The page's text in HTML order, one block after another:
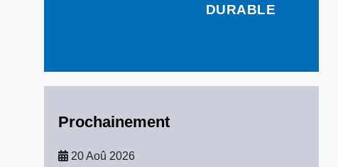
DURABLE
Prochainement
20 Aoû 2026